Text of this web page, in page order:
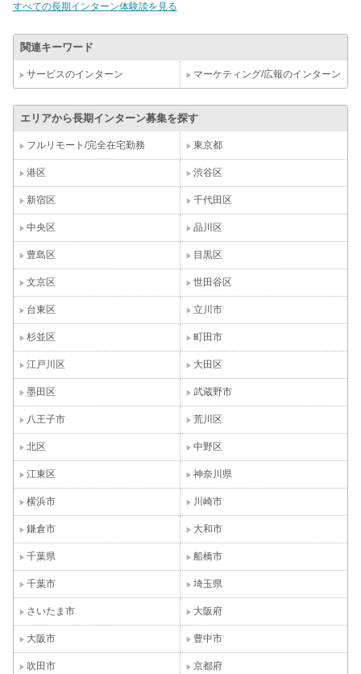
すべての長期インターン体験談を見る
関連キーワード
サービスのインターン マーケティング/広報のインターン
エリアから長期インターン募集を探す
フルリモート/完全在宅勤務 東京都
港区 渋谷区
新宿区 千代田区
中央区 品川区
豊島区 目黒区
文京区 世田谷区
台東区 立川市
杉並区 町田市
江戸川区 大田区
墨田区 武蔵野市
八王子市 荒川区
北区 中野区
江東区 神奈川県
横浜市 川崎市
鎌倉市 大和市
千葉県 船橋市
千葉市 埼玉県
さいたま市 大阪府
大阪市 豊中市
吹田市 京都府